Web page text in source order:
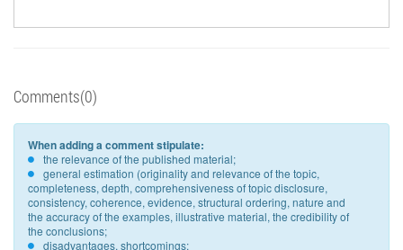
Comments(0)
When adding a comment stipulate:
the relevance of the published material;
general estimation (originality and relevance of the topic,
completeness, depth, comprehensiveness of topic disclosure,
consistency, coherence, evidence, structural ordering, nature and
the accuracy of the examples, illustrative material, the credibility of
the conclusions;
disadvantages, shortcomings;